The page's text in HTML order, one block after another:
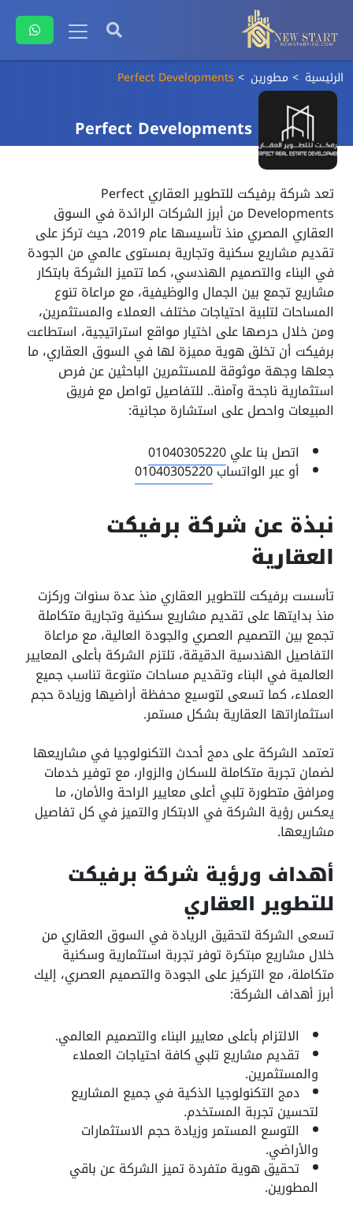
الرئيسية مطورين Perfect Developments
Perfect Developments
تعد شركة برفيكت للتطوير العقاري Perfect
Developments من أبرز الشركات الرائدة في السوق
العقاري المصري منذ تأسيسها عام 2019، حيث تركز على
تقديم مشاريع سكنية وتجارية بمستوى عالمي من الجودة
في البناء والتصميم الهندسي، كما تتميز الشركة بابتكار
مشاريع تجمع بين الجمال والوظيفية، مع مراعاة تنوع
المساحات لتلبية احتياجات مختلف العملاء والمستثمرين،
ومن خلال حرصها على اختيار مواقع استراتيجية، استطاعت
برفيكت أن تخلق هوية مميزة لها في السوق العقاري، ما
جعلها وجهة موثوقة للمستثمرين الباحثين عن فرص
استثمارية ناجحة وآمنة.. للتفاصيل تواصل مع فريق
المبيعات واحصل على استشارة مجانية:
اتصل بنا علي01040305220
أو عبر الواتساب01040305220
نبذة عن شركة برفيكت
العقارية
تأسست برفيكت للتطوير العقاري منذ عدة سنوات وركزت
منذ بدايتها على تقديم مشاريع سكنية وتجارية متكاملة
تجمع بين التصميم العصري والجودة العالية، مع مراعاة
التفاصيل الهندسية الدقيقة، تلتزم الشركة بأعلى المعايير
العالمية في البناء وتقديم مساحات متنوعة تناسب جميع
العملاء، كما تسعى لتوسيع محفظة أراضيها وزيادة حجم
استثماراتها العقارية بشكل مستمر.
تعتمد الشركة على دمج أحدث التكنولوجيا في مشاريعها
لضمان تجربة متكاملة للسكان والزوار، مع توفير خدمات
ومرافق متطورة تلبي أعلى معايير الراحة والأمان، ما
يعكس رؤية الشركة في الابتكار والتميز في كل تفاصيل
مشاريعها.
أهداف ورؤية شركة برفيكت
للتطوير العقاري
تسعى الشركة لتحقيق الريادة في السوق العقاري من
خلال مشاريع مبتكرة توفر تجربة استثمارية وسكنية
متكاملة، مع التركيز على الجودة والتصميم العصري، إليك
أبرز أهداف الشركة:
الالتزام بأعلى معايير البناء والتصميم العالمي.
تقديم مشاريع تلبي كافة احتياجات العملاء
والمستثمرين.
دمج التكنولوجيا الذكية في جميع المشاريع
لتحسين تجربة المستخدم.
التوسع المستمر وزيادة حجم الاستثمارات
والأراضي.
تحقيق هوية متفردة تميز الشركة عن باقي
المطورين.